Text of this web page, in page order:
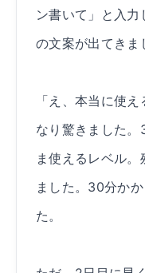
ン書いて」と入
の文案が出てきま
「え、本当に使
なり驚きました。
ま使えるレベル。
ました。30分か
た。